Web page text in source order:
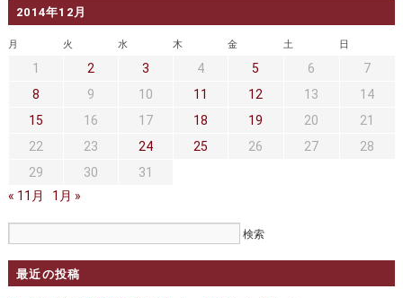
大動脈瘤を指摘されたら？
セカンドオピニオン 治療費について
正しい病院の選び方
2014年12月
月 火 水 木 金 土 日
1 2 3 4 5 6
7
8
9 10 11 12 13
14
15
16 17 18 19 20
21
22
23 24 25 26 27
28
29
30
31
« 11月
1月 »
最近の投稿